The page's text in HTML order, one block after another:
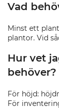
Vad
Minst ett
plantor. Vid
Hur vet
behöver?
För höjd:
För